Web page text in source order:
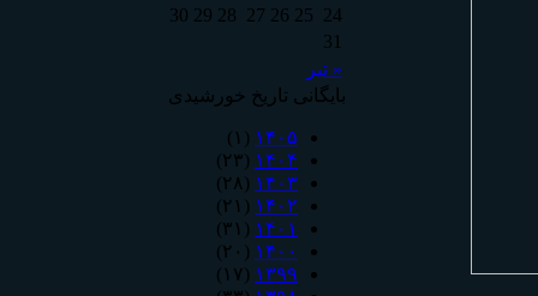
« تیر
24
25
26
27
28
29
30
31
بایگانی تاریخ خورشیدی
۱۴۰۵ (۱)
۱۴۰۴ (۲۳)
۱۴۰۳ (۲۸)
۱۴۰۲ (۲۱)
۱۴۰۱ (۳۱)
۱۴۰۰ (۲۰)
۱۳۹۹ (۱۷)